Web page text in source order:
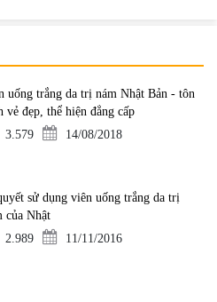
uống trắng da trị nám Nhật Bản - tôn
vẻ đẹp, thể hiện đẳng cấp
3.579
14/08/2018
sử dụng viên uống trắng da trị
của Nhật
2.989
11/11/2016